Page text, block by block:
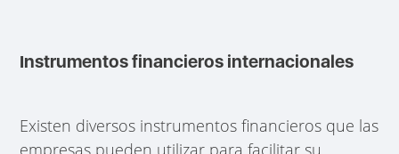
Instrumentos financieros internacionales
Existen diversos instrumentos financieros que las
empresas pueden utilizar para facilitar su